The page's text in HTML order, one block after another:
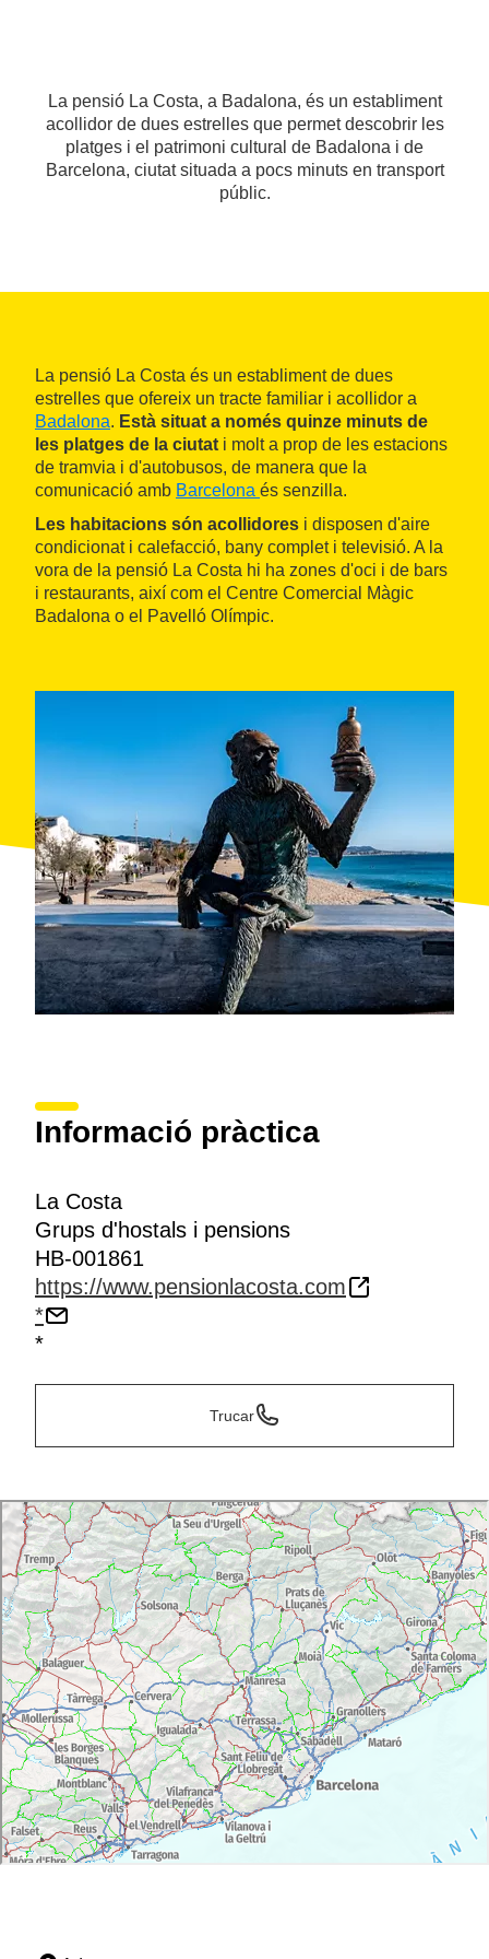
La pensió La Costa, a Badalona, és un establiment
acollidor de dues estrelles que permet descobrir les
platges i el patrimoni cultural de Badalona i de
Barcelona, ciutat situada a pocs minuts en transport
públic.
La pensió La Costa és un establiment de dues
estrelles que ofereix un tracte familiar i acollidor a
Badalona. Està situat a només quinze minuts de
les platges de la ciutat i molt a prop de les estacions
de tramvia i d'autobusos, de manera que la
comunicació amb Barcelona és senzilla.
Les habitacions són acollidores i disposen d'aire
condicionat i calefacció, bany complet i televisió. A la
vora de la pensió La Costa hi ha zones d'oci i de bars
i restaurants, així com el Centre Comercial Màgic
Badalona o el Pavelló Olímpic.
Informació pràctica
La Costa
Grups d'hostals i pensions
HB-001861
https://www.pensionlacosta.com
*
*
Trucar